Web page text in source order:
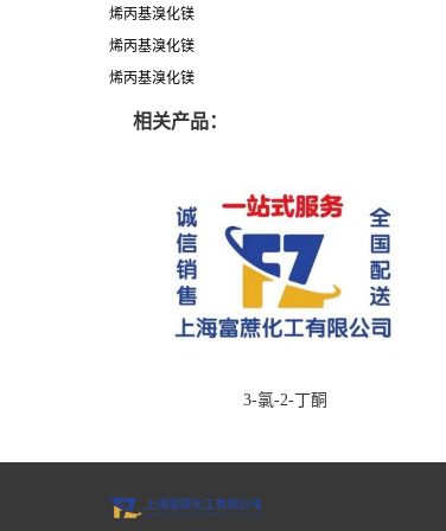
烯丙基溴化镁
烯丙基溴化镁
烯丙基溴化镁
相关产品：
3-氯-2-丁酮